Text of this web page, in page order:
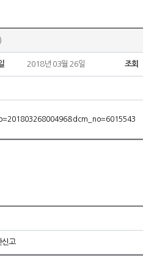
2018년 03월 26일 조회
신고